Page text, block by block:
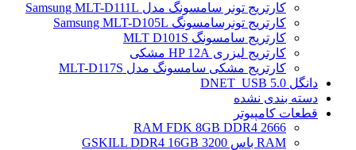
کارتریج تونر سامسونگ مدل Samsung MLT-D111L
کارتریج تونرسامسونگ Samsung MLT-D105L
کارتریج سامسونگ MLT D101S
کارتریج لیزری HP 12A مشکی
کارتریج مشکی سامسونگ مدل MLT-D117S
دانگل DNET_USB 5.0
دسته بندی نشده
قطعات کامپیوتر
RAM FDK 8GB DDR4 2666
RAM باس 3200 GSKILL DDR4 16GB